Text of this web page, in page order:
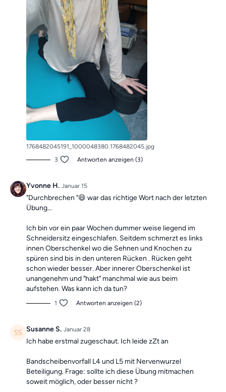
1768482045191_1000048380.1768482045.jpg
3
Antworten anzeigen (3)
Yvonne H. Januar 15
"Durchbrechen "😄 war das richtige Wort nach der letzten
Übung...
Ich bin vor ein paar Wochen dummer weise liegend im
Schneidersitz eingeschlafen. Seitdem schmerzt es links
innen Oberschenkel wo die Sehnen und Knochen zu
spüren sind bis in den unteren Rücken . Rücken geht
schon wieder besser. Aber innerer Oberschenkel ist
unangenehm und "hakt" manchmal wie aus beim
aufstehen. Was kann ich da tun?
1 Antworten anzeigen (2)
Susanne S. Januar 28
Ich habe erstmal zugeschaut. Ich leide zZt an
Bandscheibenvorfall L4 und L5 mit Nervenwurzel
Beteiligung. Frage: sollte ich diese Übung mitmachen
soweit möglich, oder besser nicht ?